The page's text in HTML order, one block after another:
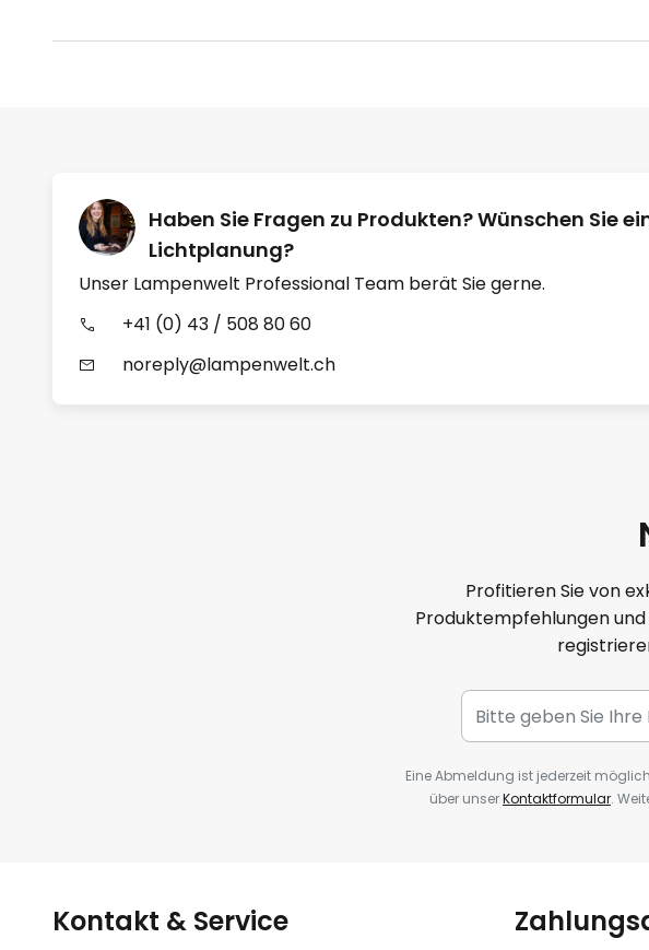
Haben Sie Fragen zu Produkten? Wünschen Sie
Lichtplanung?
Unser Lampenwelt Professional Team berät Sie gerne.
+41 (0) 43 / 508 80 60
noreply@lampenwelt.ch
Profitieren Sie von
Produktempfehlungen
Eine Abmeldung ist jederzeit
über unserKontaktformular.
Kontakt & Service